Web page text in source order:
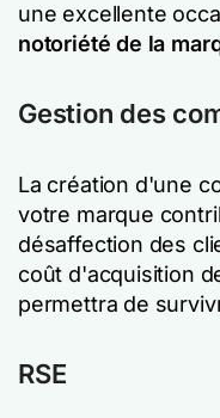
une excellente
notoriété de la
Gestion des
La création d'une
votre marque
désaffection des
coût d'acquisition
permettra de
RSE